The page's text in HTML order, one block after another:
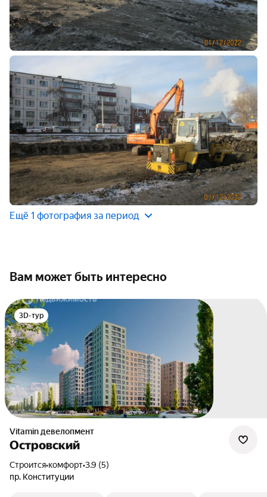
Ещё 1 фотография за период
Вам может быть интересно
3D-тур
Vitamin девелопмент
Островский
Строится•комфорт•3.9 (5)
пр. Конституции